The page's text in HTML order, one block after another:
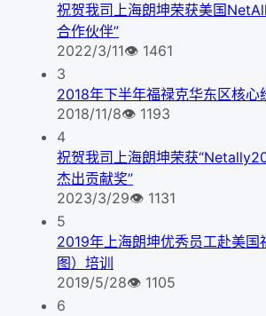
祝贺我司上海朗坤荣获美国
合作伙伴”
2022/3/11👁 1461
3
2018年下半年福禄克华东区核心
2018/11/8👁 1193
4
祝贺我司上海朗坤荣获
杰出贡献奖”
2023/3/29👁 1131
5
2019年上海朗坤优秀员工赴美国
图）培训
2019/5/28👁 1105
6